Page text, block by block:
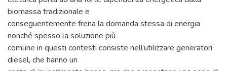
biomassa tradizionale e
conseguentemente frena la domanda stessa di energia
nonché spesso la soluzione più
comune in questi contesti consiste nell’utilizzare generatori
diesel, che hanno un